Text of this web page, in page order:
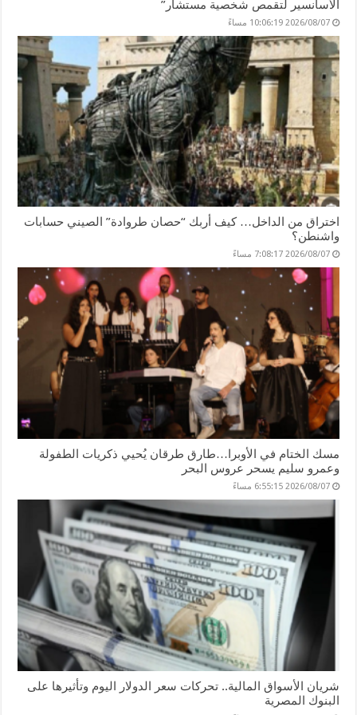
الأسانسير لتقمص شخصية مستشار”
2026/08/07 10:06:19 مساءً
اختراق من الداخل… كيف أربك “حصان طروادة” الصيني حسابات
واشنطن؟
2026/08/07 7:08:17 مساءً
مسك الختام في الأوبرا…طارق طرقان يُحيي ذكريات الطفولة
وعمرو سليم يسحر عروس البحر
2026/08/07 6:55:15 مساءً
شريان الأسواق المالية.. تحركات سعر الدولار اليوم وتأثيرها على
البنوك المصرية